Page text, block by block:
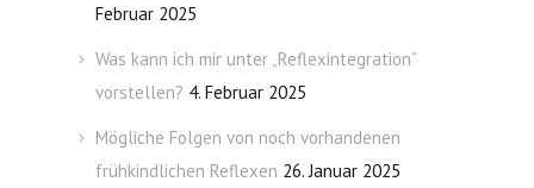
Februar 2025
Was kann ich mir unter „Reflexintegration“
vorstellen? 4. Februar 2025
Mögliche Folgen von noch vorhandenen
frühkindlichen Reflexen 26. Januar 2025